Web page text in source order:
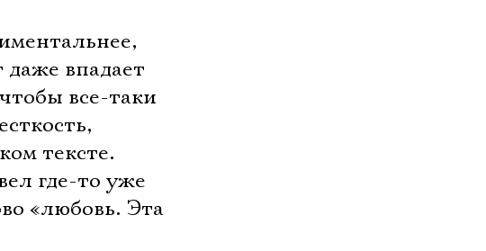
впадает
все-таки
тексте.
где-то уже
«любовь. Эта